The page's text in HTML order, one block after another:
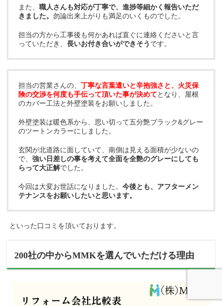
また、職人さんも対応が丁寧で、進捗等細かく報告いただ
きました。勿論出来上がりも満足のいくものでした。
担当の方から工事後も何かあれば直ぐに連絡くださいと言
っていただき、長いお付き合いができそう です。
担当の営業さんの、丁寧な言葉遣いと辛抱強さと、火災保
険の交渉を何度も手伝って頂いた事が決めてとなり、屋根
のカバー工法と外壁塗装をお願いしました。
外壁塗装は暖色系から、思い切って五分艶ブラック&グレー
のツートンカラーにしました。
玄関が北道路に面していて、南側は見える面積が少ないの
で、強い日差しの事を考えて全面を全艶のグレーにしても
らって大正解でした。
今回は大変お世話になりました。今後とも、アフターメン
テナンスをお願いしたいと思います。
といった口コミを頂いております。
200社の中からMMKを選んでいただける理由